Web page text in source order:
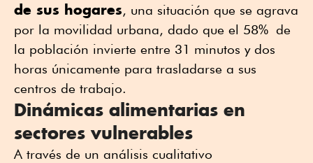
de sus hogares, una situación que se agrava
por la movilidad urbana, dado que el 58% de
la población invierte entre 31 minutos y dos
horas únicamente para trasladarse a sus
centros de trabajo.
Dinámicas alimentarias en
sectores vulnerables
A través de un análisis cualitativo